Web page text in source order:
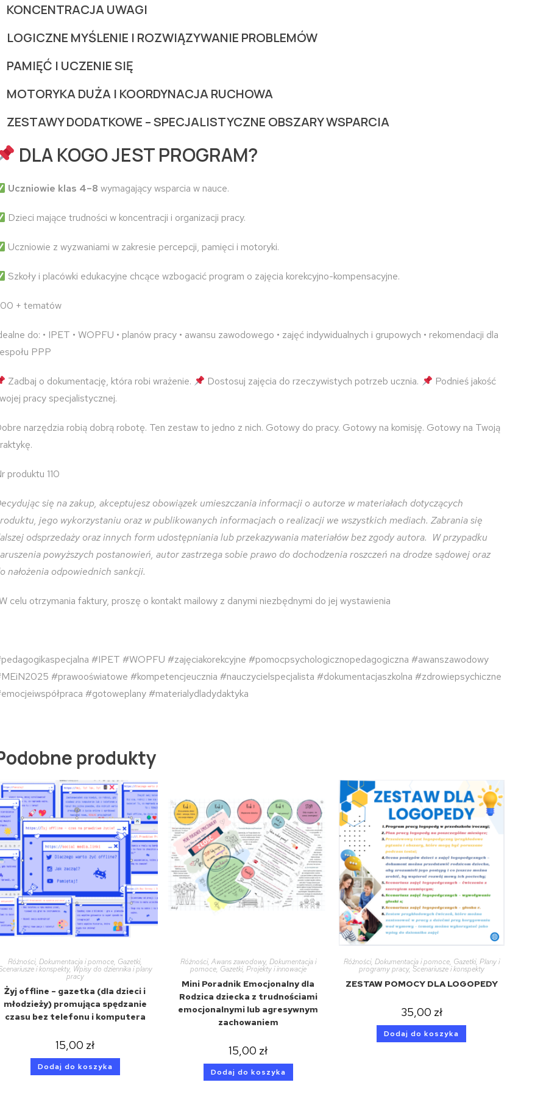
KONCENTRACJA UWAGI
LOGICZNE MYŚLENIE I ROZWIĄZYWANIE PROBLEMÓW
PAMIĘĆ I UCZENIE SIĘ
MOTORYKA DUŻA I KOORDYNACJA RUCHOWA
ZESTAWY DODATKOWE – SPECJALISTYCZNE OBSZARY WSPARCIA
DLA KOGO JEST PROGRAM?
Uczniowie klas 4–8 wymagający wsparcia w nauce.
Dzieci mające trudności w koncentracji i organizacji pracy.
Uczniowie z wyzwaniami w zakresie percepcji, pamięci i motoryki.
Szkoły i placówki edukacyjne chcące wzbogacić program o zajęcia korekcyjno-kompensacyjne.
+ tematów
do: • IPET • WOPFU • planów pracy • awansu zawodowego • zajęć indywidualnych i grupowych • rekomendacji dla
PPP
Zadbaj o dokumentację, która robi wrażenie. Dostosuj zajęcia do rzeczywistych potrzeb ucznia.
Podnieś jakość
pracy specjalistycznej.
narzędzia robią dobrą robotę. Ten zestaw to jedno z nich. Gotowy do pracy. Gotowy na komisję. Gotowy na Twoją
produktu 110
się na zakup, akceptujesz obowiązek umieszczania informacji o autorze w materiałach dotyczących
jego wykorzystaniu oraz w publikowanych informacjach o realizacji we wszystkich mediach. Zabrania się
odsprzedaży oraz innych form udostępniania lub przekazywania materiałów bez zgody autora. W przypadku
powyższych postanowień, autor zastrzega sobie prawo do dochodzenia roszczeń na drodze sądowej oraz
nałożenia odpowiednich sankcji.
celu otrzymania faktury, proszę o kontakt mailowy z danymi niezbędnymi do jej wystawienia
#IPET #WOPFU #zajęciakorekcyjne #pomocpsychologicznopedagogiczna #awanszawodowy
#prawooświatowe #kompetencjeucznia #nauczycielspecjalista #dokumentacjaszkolna #zdrowiepsychiczne
#gotoweplany #materialydladydaktyka
produkty
Różności,Dokumentacja i pomoce, Gazetki,
i konspekty, Wpisy do dziennika i plany
pracy
Żyj offline – gazetka (dla dzieci i
młodzieży) promująca spędzanie
czasu bez telefonu i komputera
15,00 zł
Dodaj do koszyka
Różności, Awans zawodowy, Dokumentacja i
pomoce, Gazetki, Projekty i innowacje
Mini Poradnik Emocjonalny dla
Rodzica dziecka z trudnościami
emocjonalnymi lub agresywnym
zachowaniem
15,00 zł
Dodaj do koszyka
Różności, Dokumentacja i pomoce, Gazetki, Plany i
programy pracy, Scenariusze i konspekty
ZESTAW POMOCY DLA LOGOPEDY
35,00 zł
Dodaj do koszyka